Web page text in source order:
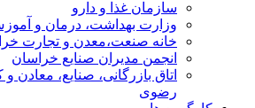
سازمان غذا و دارو
وزارت بهداشت، درمان و
خانه صنعت،معدن و تجارت
انجمن مدیران صنایع خراسان
اتاق بازرگانی، صنایع،
رضوی